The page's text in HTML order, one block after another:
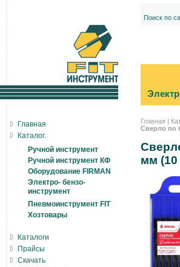
Поиск по
Главная |
Сверло по
мм (10
Главная
Каталог.
Ручной инструмент
Ручной инструмент КФ
Оборудование FIRMAN
Электро- бензо-
инструмент
Пневмоинструмент FIT
Хозтовары
Каталоги
Прайсы
Скачать